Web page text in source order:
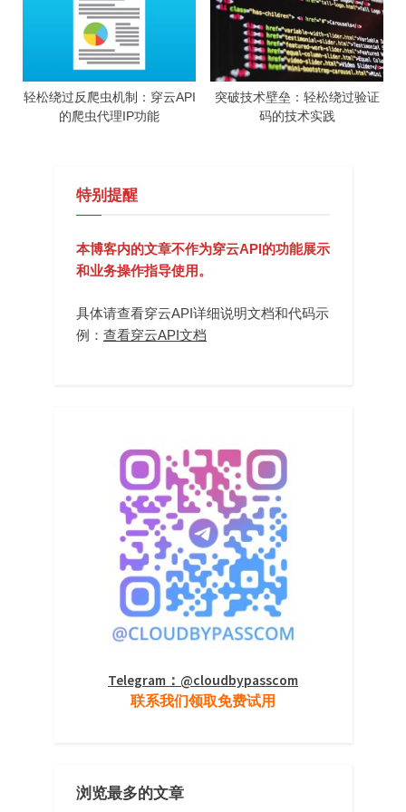
轻松绕过反爬虫机制：穿云API
的爬虫代理IP功能
突破技术壁垒：轻松绕过验证
码的技术实践
特别提醒
本博客内的文章不作为穿云API的功能展示
和业务操作指导使用。
具体请查看穿云API详细说明文档和代码示
例： 查看穿云API文档
Telegram：@cloudbypasscom
联系我们领取免费试用
浏览最多的文章